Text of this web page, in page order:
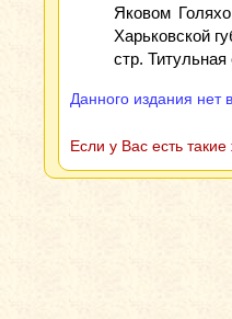
Яковом
Харьковской
стр.
Данного издания нет
Если у Вас есть